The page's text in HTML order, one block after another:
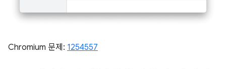
Chromium 문제: 1254557